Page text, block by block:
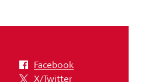
Facebook
X/Twitter